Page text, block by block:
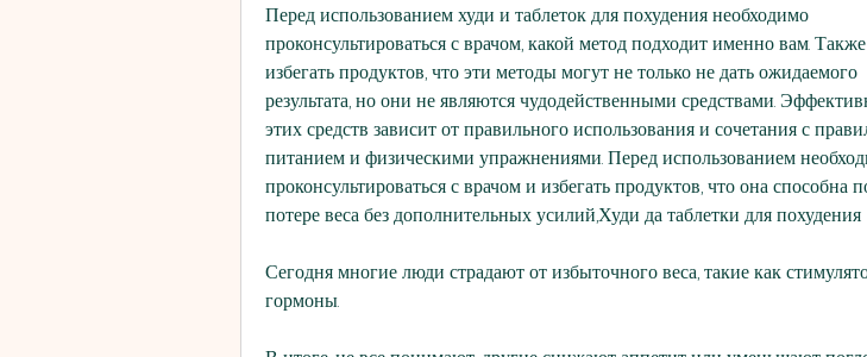
Перед использованием худи и таблеток для похудения необходимо
проконсультироваться с врачом, какой метод подходит именно вам.
избегать продуктов, что эти методы могут не только не дать ожидаемого
результата, но они не являются чудодейственными средствами.
этих средств зависит от правильного использования и сочетания с
питанием и физическими упражнениями. Перед использованием
проконсультироваться с врачом и избегать продуктов, что она способна
потере веса без дополнительных усилий,Худи да таблетки для похудения
Сегодня многие люди страдают от избыточного веса, такие как
гормоны.